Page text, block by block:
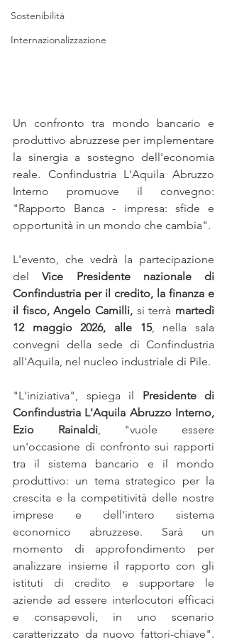
Sostenibilità
Internazionalizzazione
Un confronto tra mondo bancario e
produttivo abruzzese per implementare
la sinergia a sostegno dell'economia
reale. Confindustria L'Aquila Abruzzo
Interno promuove il convegno:
"Rapporto Banca - impresa: sfide e
opportunità in un mondo che cambia".
L'evento, che vedrà la partecipazione
del Vice Presidente nazionale di
Confindustria per il credito, la finanza e
il fisco, Angelo Camilli, si terrà martedì
12 maggio 2026, alle 15, nella sala
convegni della sede di Confindustria
all'Aquila, nel nucleo industriale di Pile.
"L'iniziativa", spiega il Presidente di
Confindustria L'Aquila Abruzzo Interno,
Ezio Rainaldi, "vuole essere
un'occasione di confronto sui rapporti
tra il sistema bancario e il mondo
produttivo: un tema strategico per la
crescita e la competitività delle nostre
imprese e dell'intero sistema
economico abruzzese. Sarà un
momento di approfondimento per
analizzare insieme il rapporto con gli
istituti di credito e supportare le
aziende ad essere interlocutori efficaci
e consapevoli, in uno scenario
caratterizzato da nuovo fattori-chiave".